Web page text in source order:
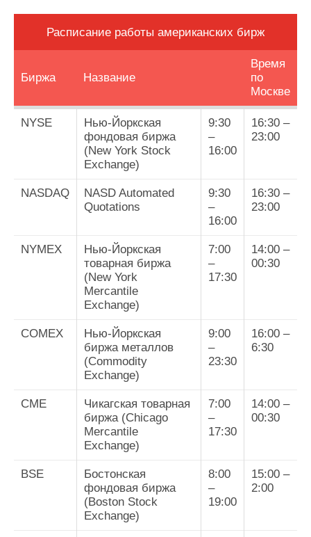
Расписание работы американских бирж
Биржа Название
Время
по
Москве
NYSE
Нью-Йоркская
фондовая биржа
(New York Stock
Exchange)
9:30
–
16:00
16:30 –
23:00
NASDAQ
NASD Automated
Quotations
9:30
–
16:00
16:30 –
23:00
NYMEX
Нью-Йоркская
товарная биржа
(New York
Mercantile
Exchange)
7:00
–
17:30
14:00 –
00:30
COMEX
Нью-Йоркская
биржа металлов
(Commodity
Exchange)
9:00
–
23:30
16:00 –
6:30
CME
Чикагская товарная
биржа (Chicago
Mercantile
Exchange)
7:00
–
17:30
14:00 –
00:30
BSE
Бостонская
фондовая биржа
(Boston Stock
Exchange)
8:00
–
19:00
15:00 –
2:00